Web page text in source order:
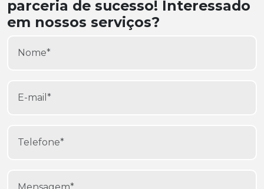
parceria de sucesso! Interessado
em nossos serviços?